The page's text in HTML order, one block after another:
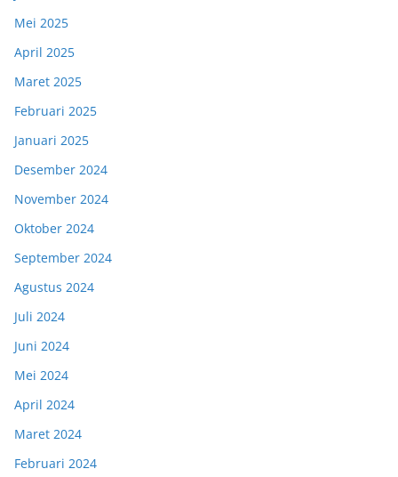
Mei 2025
April 2025
Maret 2025
Februari 2025
Januari 2025
Desember 2024
November 2024
Oktober 2024
September 2024
Agustus 2024
Juli 2024
Juni 2024
Mei 2024
April 2024
Maret 2024
Februari 2024